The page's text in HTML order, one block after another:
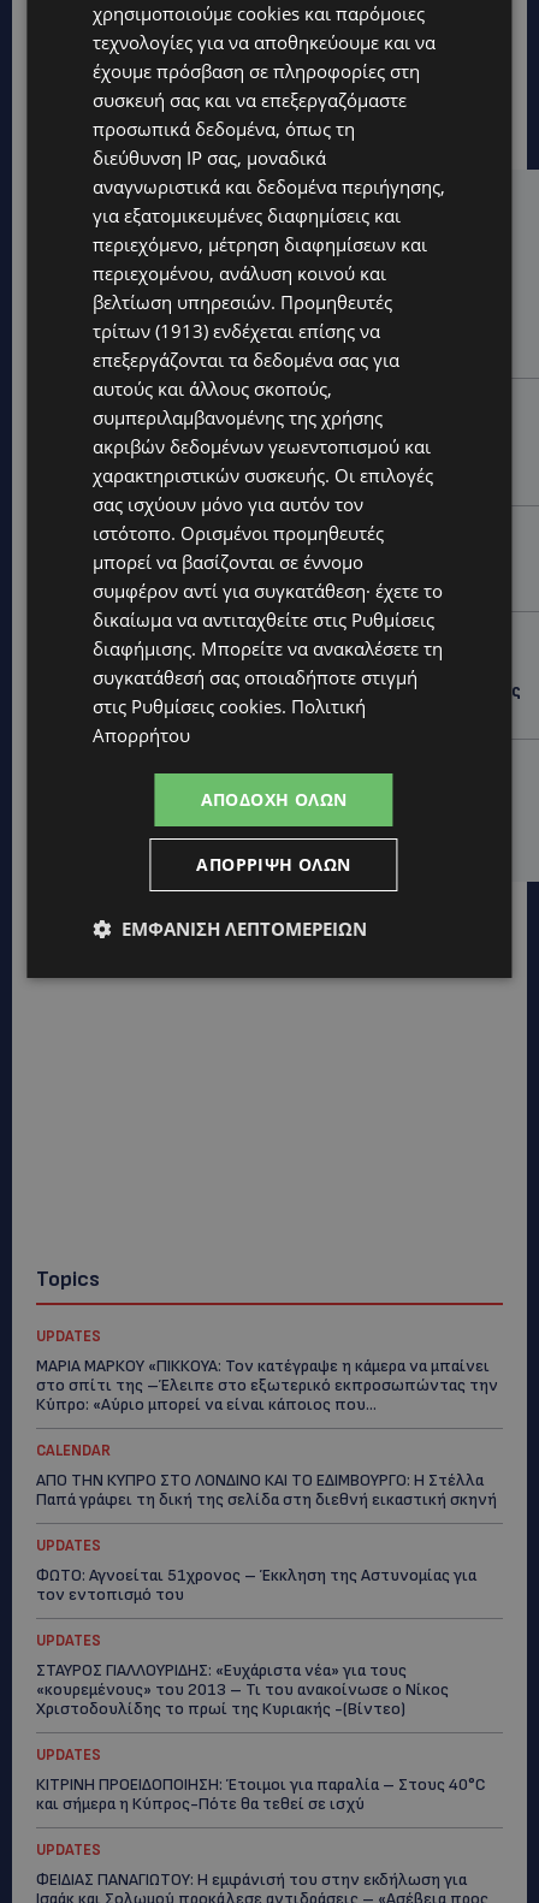
Hot this week
UPDATES
ΜΑΡΙΑ ΜΑΡΚΟΥ «ΠΙΚΚΟΥΑ: Τον κατέγραψε η κάμερα να
μπαίνει στο σπίτι της –Έλειπε στο εξωτερικό
εκπροσωπώντας την Κύπρο: «Αύριο μπορεί να είναι
κάποιος που...
CALENDAR
ΑΠΟ ΤΗΝ ΚΥΠΡΟ ΣΤΟ ΛΟΝΔΙΝΟ ΚΑΙ ΤΟ ΕΔΙΜΒΟΥΡΓΟ: Η
Στέλλα Παπά γράφει τη δική της σελίδα στη διεθνή
εικαστική σκηνή
UPDATES
ΦΩΤΟ: Αγνοείται 51χρονος – Έκκληση της
Αστυνομίας για τον εντοπισμό του
UPDATES
ΣΤΑΥΡΟΣ ΓΙΑΛΛΟΥΡΙΔΗΣ: «Ευχάριστα νέα» για τους
«κουρεμένους» του 2013 – Τι του ανακοίνωσε ο Νίκος
Χριστοδουλίδης το πρωί της Κυριακής -(Βίντεο)
ΚΙΤΡΙΝΗ ΠΡΟΕΙΔΟΠΟΙΗΣΗ: Έτοιμοι για παραλία –
Topics
UPDATES
ΜΑΡΙΑ ΜΑΡΚΟΥ «ΠΙΚΚΟΥΑ: Τον κατέγραψε η κάμερα να μπαίνει
στο σπίτι της –Έλειπε στο εξωτερικό εκπροσωπώντας την
Κύπρο: «Αύριο μπορεί να είναι κάποιος που...
CALENDAR
ΑΠΟ ΤΗΝ ΚΥΠΡΟ ΣΤΟ ΛΟΝΔΙΝΟ ΚΑΙ ΤΟ ΕΔΙΜΒΟΥΡΓΟ: Η Στέλλα
Παπά γράφει τη δική της σελίδα στη διεθνή εικαστική σκηνή
UPDATES
ΦΩΤΟ: Αγνοείται 51χρονος – Έκκληση της Αστυνομίας για
τον εντοπισμό του
UPDATES
ΣΤΑΥΡΟΣ ΓΙΑΛΛΟΥΡΙΔΗΣ: «Ευχάριστα νέα» για τους
«κουρεμένους» του 2013 – Τι του ανακοίνωσε ο Νίκος
Χριστοδουλίδης το πρωί της Κυριακής -(Βίντεο)
UPDATES
ΚΙΤΡΙΝΗ ΠΡΟΕΙΔΟΠΟΙΗΣΗ: Έτοιμοι για παραλία – Στους 40°C
και σήμερα η Κύπρος-Πότε θα τεθεί σε ισχύ
UPDATES
ΦΕΙΔΙΑΣ ΠΑΝΑΓΙΩΤΟΥ: Η εμφάνισή του στην εκδήλωση για
Ισαάκ και Σολωμού προκάλεσε αντιδράσεις – «Ασέβεια προς
χρησιμοποιούμε cookies και παρόμοιες
τεχνολογίες για να αποθηκεύουμε και να
έχουμε πρόσβαση σε πληροφορίες στη
συσκευή σας και να επεξεργαζόμαστε
προσωπικά δεδομένα, όπως τη
διεύθυνση IP σας, μοναδικά
αναγνωριστικά και δεδομένα περιήγησης,
για εξατομικευμένες διαφημίσεις και
περιεχόμενο, μέτρηση διαφημίσεων και
περιεχομένου, ανάλυση κοινού και
βελτίωση υπηρεσιών. Προμηθευτές
τρίτων (1913) ενδέχεται επίσης να
επεξεργάζονται τα δεδομένα σας για
αυτούς και άλλους σκοπούς,
συμπεριλαμβανομένης της χρήσης
ακριβών δεδομένων γεωεντοπισμού και
χαρακτηριστικών συσκευής. Οι επιλογές
σας ισχύουν μόνο για αυτόν τον
ιστότοπο. Ορισμένοι προμηθευτές
μπορεί να βασίζονται σε έννομο
συμφέρον αντί για συγκατάθεση· έχετε το
δικαίωμα να αντιταχθείτε στις Ρυθμίσεις
διαφήμισης. Μπορείτε να ανακαλέσετε τη
συγκατάθεσή σας οποιαδήποτε στιγμή
στις Ρυθμίσεις cookies. Πολιτική
Απορρήτου
ΑΠΟΔΟΧΉ ΌΛΩΝ
ΑΠΌΡΡΙΨΗ ΌΛΩΝ
ΕΜΦΆΝΙΣΗ ΛΕΠΤΟΜΕΡΕΙΏΝ